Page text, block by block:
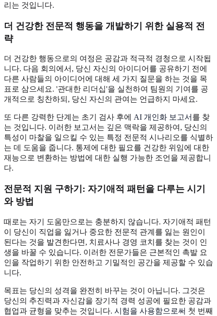
리는 것입니다.
더 건강한 전문적 행동을 개발하기 위한 실용적 전
략
더 건강한 행동으로의 여정은 공감과 적극적 경청으로 시작됩
니다. 다음 회의에서, 당신 자신의 아이디어를 공유하기 전에
다른 사람들의 아이디어에 대해 세 가지 질문을 하는 것을 목
표로 삼으세요. '관대한 리더십'을 실천하여 팀원의 기여를 공
개적으로 칭찬하되, 당신 자신의 관여는 언급하지 마세요.
또 다른 강력한 단계는 초기 검사 후에 AI 개인화 보고서 를 찾
는 것입니다. 이러한 보고서는 깊은 맥락을 제공하여, 당신의
특성이 마찰을 일으킬 수 있는 특정 전문적 시나리오를 식별하
는 데 도움을 줍니다. 통제에 대한 필요를 건강한 위임에 대한
재능으로 변환하는 방법에 대한 실행 가능한 조언을 제공합니
다.
전문적 지원 구하기: 자기애적 패턴을 다루는 시기
와 방법
때로는 자기 도움만으로는 충분하지 않습니다. 자기애적 패턴
이 당신이 직업을 잃거나 중요한 전문적 관계를 잃는 원인이
된다는 것을 발견한다면, 치료사나 경영 코치를 찾는 것이 인
생을 바꿀 수 있습니다. 이러한 전문가들은 근본적인 촉발 요
인을 작업하기 위한 안전하고 기밀적인 공간을 제공할 수 있습
니다.
목표는 당신의 성격을 완전히 바꾸는 것이 아닙니다. 그것은
당신의 추진력과 자신감을 장기적 경력 성공에 필요한 공감과
협업과 균형을 맞추는 것입니다. 시험을 사용함으로써 첫 번째